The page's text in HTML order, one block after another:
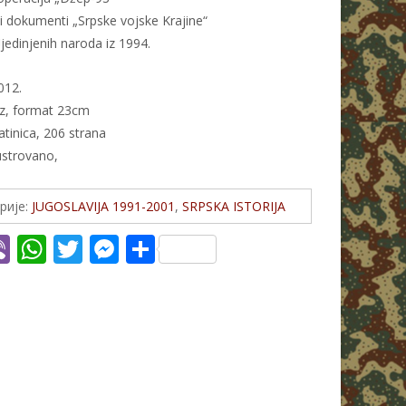
dokumenti „Srpske vojske Krajine“
naroda iz 1994.
format 23cm
206 strana
JUGOSLAVIJA 1991-2001 ,SRPSKA ISTORIJA
Vi W T M S